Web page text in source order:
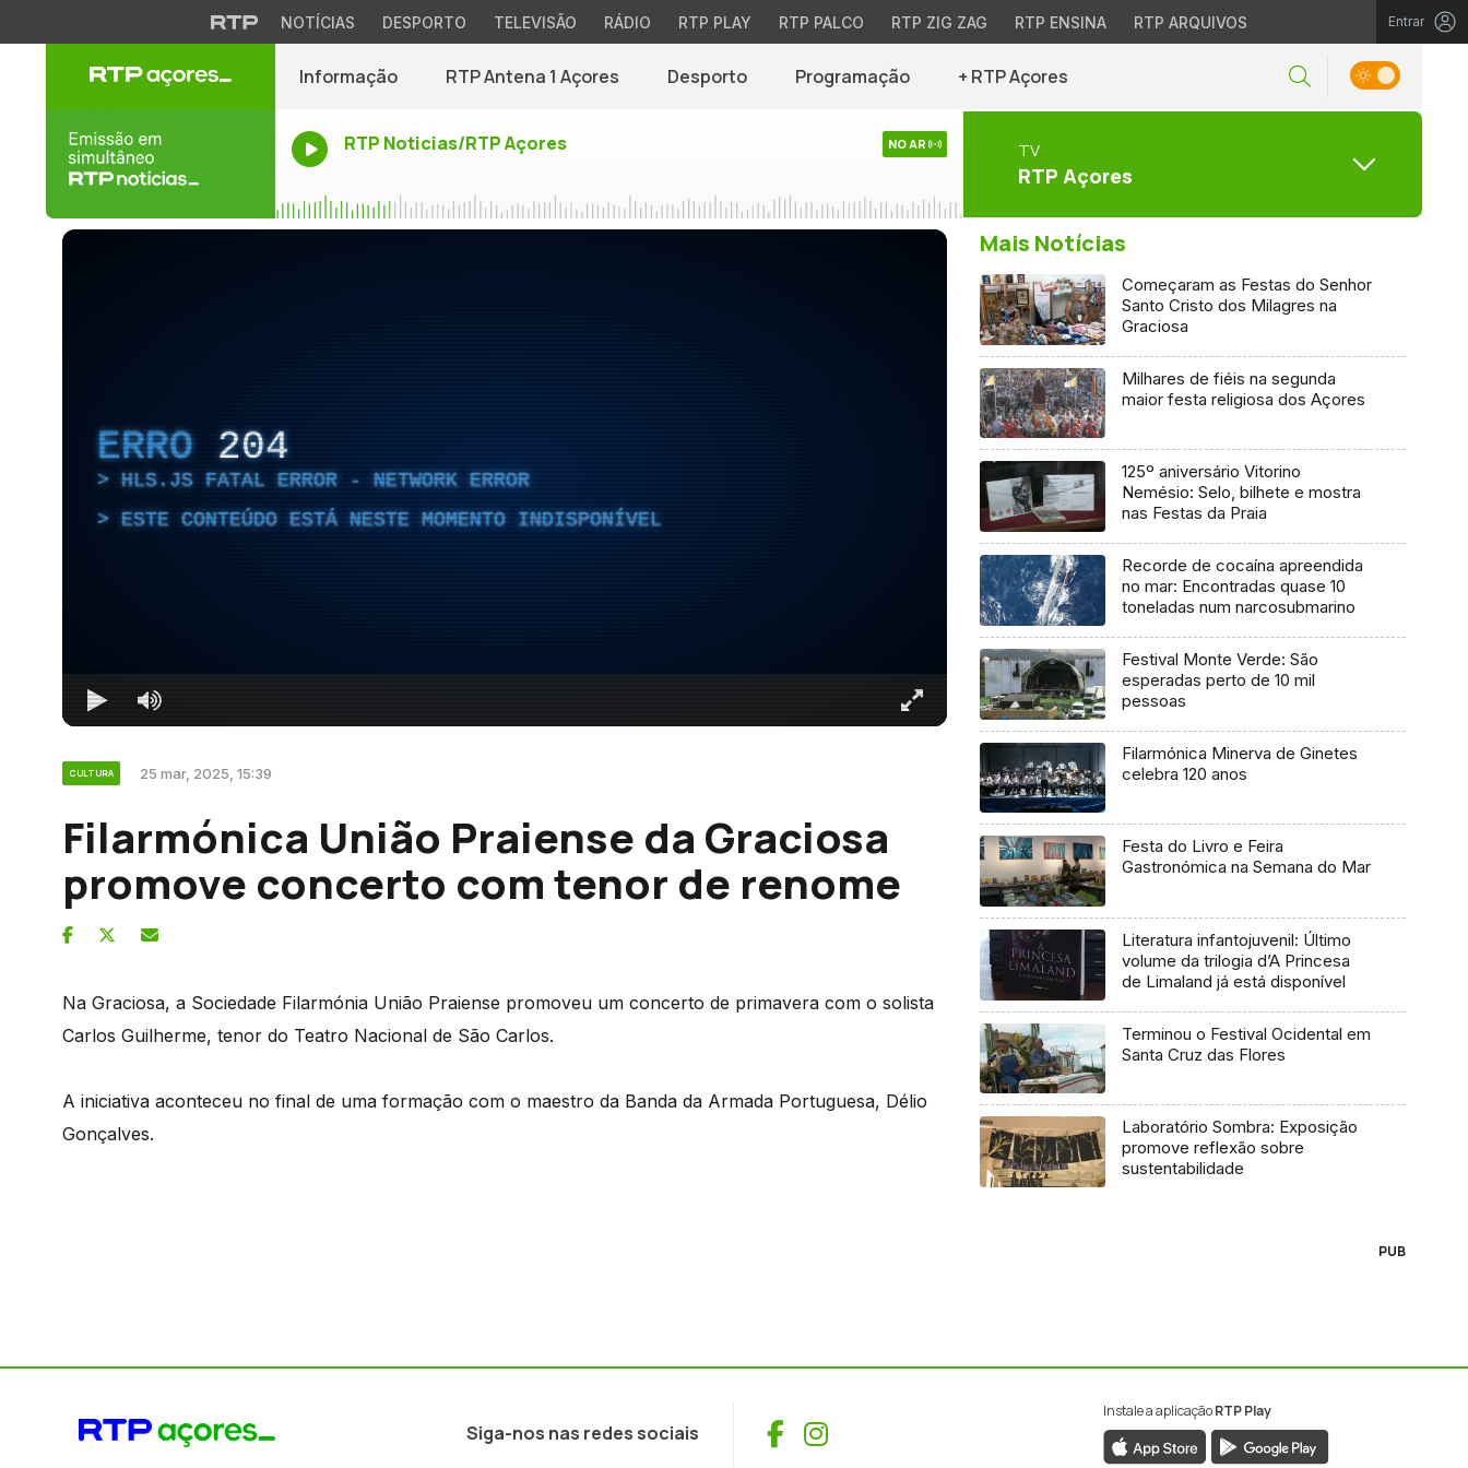
NOTÍCIAS DESPORTO TELEVISÃO RÁDIO RTP PLAY RTP PALCO RTP ZIG ZAG RTP ENSINA RTP ARQUIVOS Entrar
Informação RTP Antena 1 Açores Desporto Programação + RTP Açores
RTP Noticias/RTP Açores NO AR TV
RTP Açores
ERRO 204
HLS.JS FATAL ERROR - NETWORK ERROR
ESTE CONTEÚDO ESTÁ NESTE MOMENTO INDISPONÍVEL
CULTURA 25 mar, 2025, 15:39
Filarmónica União Praiense da Graciosa
promove concerto com tenor de renome
Na Graciosa, a Sociedade Filarmónia União Praiense promoveu um concerto de primavera com o solista
Carlos Guilherme, tenor do Teatro Nacional de São Carlos.
A iniciativa aconteceu no final de uma formação com o maestro da Banda da Armada Portuguesa, Délio
Gonçalves.
Mais Notícias
Começaram as Festas do Senhor
Santo Cristo dos Milagres na
Graciosa
Milhares de fiéis na segunda
maior festa religiosa dos Açores
125º aniversário Vitorino
Nemésio: Selo, bilhete e mostra
nas Festas da Praia
Recorde de cocaína apreendida
no mar: Encontradas quase 10
toneladas num narcosubmarino
Festival Monte Verde: São
esperadas perto de 10 mil
pessoas
Filarmónica Minerva de Ginetes
celebra 120 anos
Festa do Livro e Feira
Gastronómica na Semana do Mar
Literatura infantojuvenil: Último
volume da trilogia d’A Princesa
de Limaland já está disponível
Terminou o Festival Ocidental em
Santa Cruz das Flores
Laboratório Sombra: Exposição
promove reflexão sobre
sustentabilidade
PUB
Siga-nos nas redes sociais Facebook
Instagram
Instale a aplicaçãoRTP Play